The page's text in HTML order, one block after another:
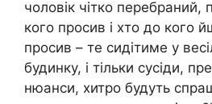
чоловік чітко перебраний,
кого просив і хто до кого
просив – те сидітиме у
будинку, і тільки сусіди,
нюанси, хитро будуть